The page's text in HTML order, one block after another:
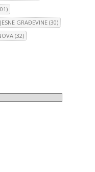
GRAĐEVINE(30)
(32)